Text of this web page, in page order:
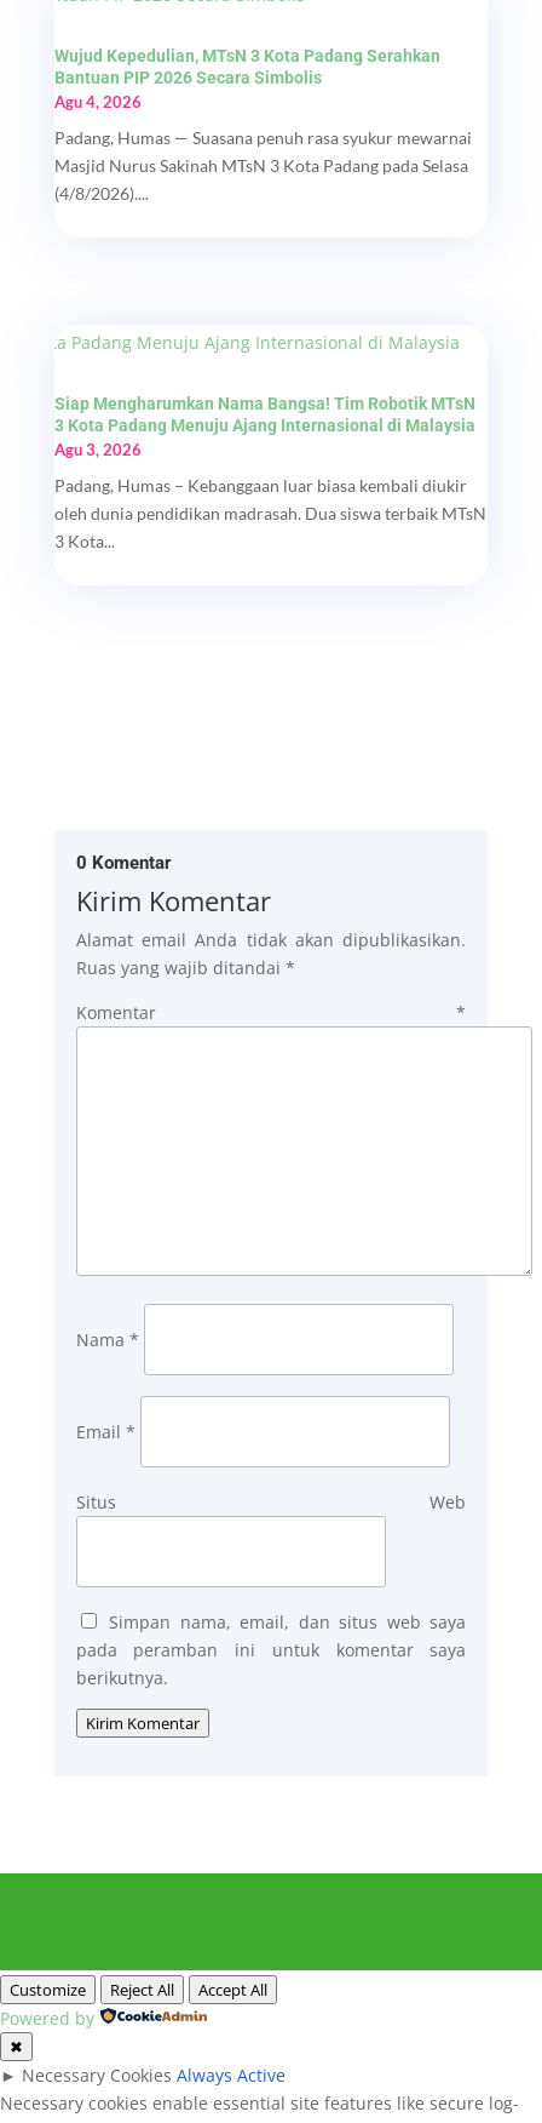
Wujud Kepedulian, MTsN 3 Kota Padang Serahkan
Bantuan PIP 2026 Secara Simbolis
Agu 4, 2026
Padang, Humas — Suasana penuh rasa syukur mewarnai
Masjid Nurus Sakinah MTsN 3 Kota Padang pada Selasa
(4/8/2026)....
Siap Mengharumkan Nama Bangsa! Tim Robotik MTsN
3 Kota Padang Menuju Ajang Internasional di Malaysia
Agu 3, 2026
Padang, Humas – Kebanggaan luar biasa kembali diukir
oleh dunia pendidikan madrasah. Dua siswa terbaik MTsN
3 Kota...
0 Komentar
Kirim Komentar
Alamat email Anda tidak akan dipublikasikan.
Ruas yang wajib ditandai *
Komentar*
Nama *
Email *
Situs Web
Simpan nama, email, dan situs web saya
pada peramban ini untuk komentar saya
berikutnya.
Kirim Komentar
Customize Reject All Accept All
Powered by
✖
► Necessary Cookies Always Active
Necessary cookies enable essential site features like secure log-